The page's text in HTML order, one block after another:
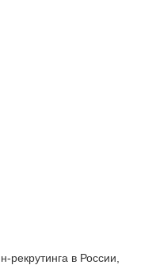
в России,